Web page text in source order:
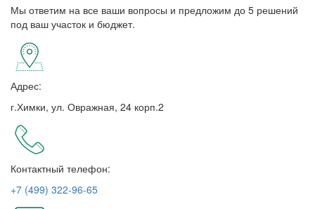
Мы ответим на все ваши вопросы и предложим до 5 решений
под ваш участок и бюджет.
Адрес:
г.Химки, ул. Овражная, 24 корп.2
Контактный телефон:
+7 (499) 322-96-65